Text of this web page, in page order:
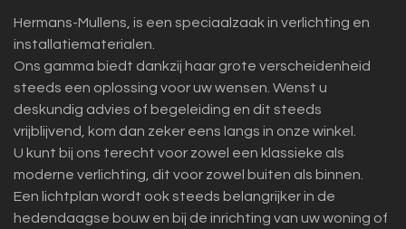
Hermans-Mullens, is een speciaalzaak in verlichting en
installatiematerialen.
Ons gamma biedt dankzij haar grote verscheidenheid
steeds een oplossing voor uw wensen. Wenst u
deskundig advies of begeleiding en dit steeds
vrijblijvend, kom dan zeker eens langs in onze winkel.
U kunt bij ons terecht voor zowel een klassieke als
moderne verlichting, dit voor zowel buiten als binnen.
Een lichtplan wordt ook steeds belangrijker in de
hedendaagse bouw en bij de inrichting van uw woning of